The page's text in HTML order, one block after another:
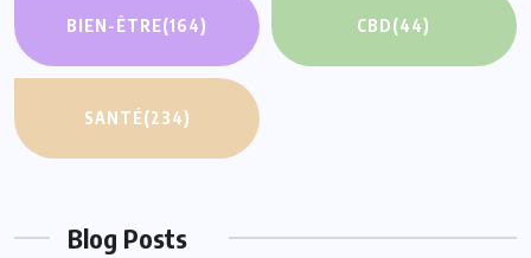
BIEN-ÊTRE(164) CBD(44)
SANTÉ(234)
Blog Posts